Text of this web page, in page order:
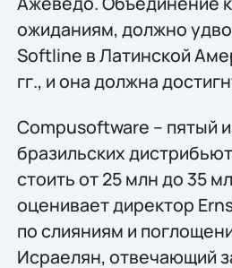
ожиданиям, должно
Softline в Латинской
гг., и она должна
Compusoftware – пятый
бразильских
стоить от 25 млн до 35
оценивает директор
по слияниям и
Исраелян, отвечающий